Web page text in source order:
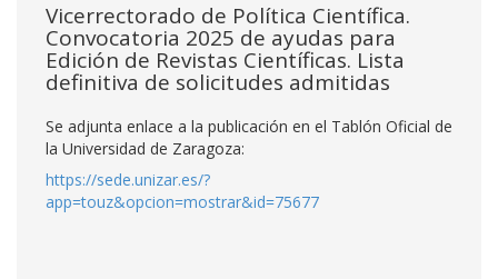
Vicerrectorado de Política Científica.
Convocatoria 2025 de ayudas para
Edición de Revistas Científicas. Lista
definitiva de solicitudes admitidas
Se adjunta enlace a la publicación en el Tablón Oficial de
la Universidad de Zaragoza:
https://sede.unizar.es/?
app=touz&opcion=mostrar&id=75677